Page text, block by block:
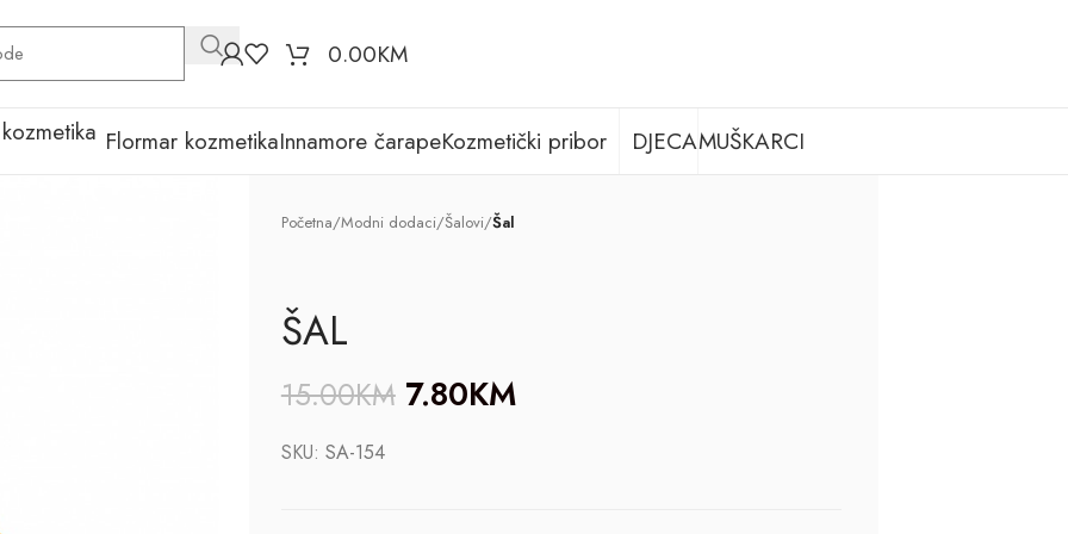
0.00KM
Flormar kozmetikaInnamore čarapeKozmetički pribor DJECAMUŠKARCI
Početna/Modni dodaci/Šalovi/Šal
ŠAL
15.00KM 7.80KM
SKU: SA-154